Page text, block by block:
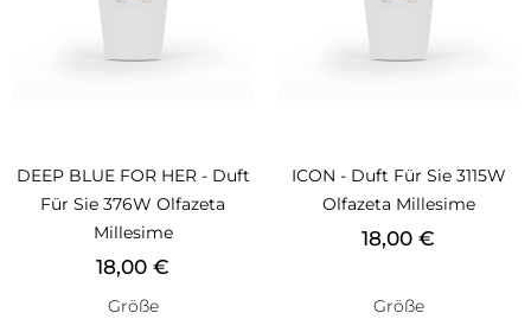
DEEP BLUE FOR HER - Duft
Für Sie 376W Olfazeta
Millesime
Preis
18,00 €
Größe
ICON - Duft Für Sie 3115W
Olfazeta Millesime
Preis
18,00 €
Größe